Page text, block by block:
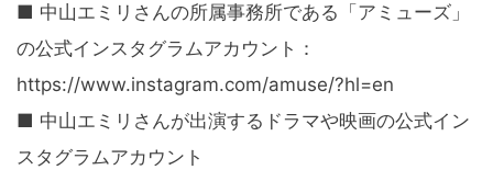
■ 中山エミリさんの所属事務所である「アミューズ」
の公式インスタグラムアカウント：
https://www.instagram.com/amuse/?hl=en
■ 中山エミリさんが出演するドラマや映画の公式イン
スタグラムアカウント